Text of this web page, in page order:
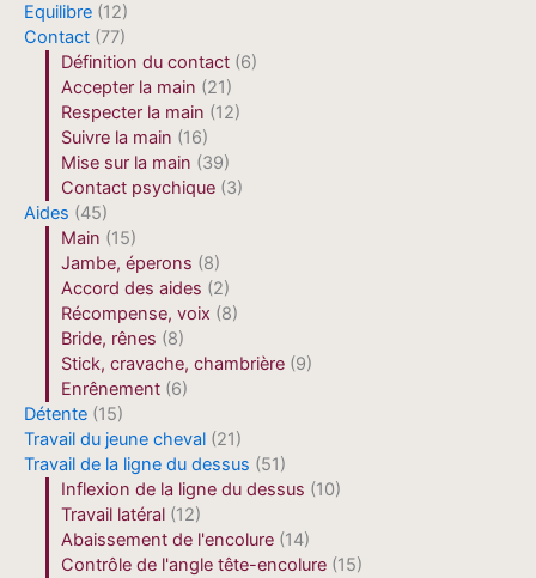
Equilibre (12)
Contact (77)
Définition du contact (6)
Accepter la main (21)
Respecter la main (12)
Suivre la main (16)
Mise sur la main (39)
Contact psychique (3)
Aides (45)
Main (15)
Jambe, éperons (8)
Accord des aides (2)
Récompense, voix (8)
Bride, rênes (8)
Stick, cravache, chambrière (9)
Enrênement (6)
Détente (15)
Travail du jeune cheval (21)
Travail de la ligne du dessus (51)
Inflexion de la ligne du dessus (10)
Travail latéral (12)
Abaissement de l'encolure (14)
Contrôle de l'angle tête-encolure (15)